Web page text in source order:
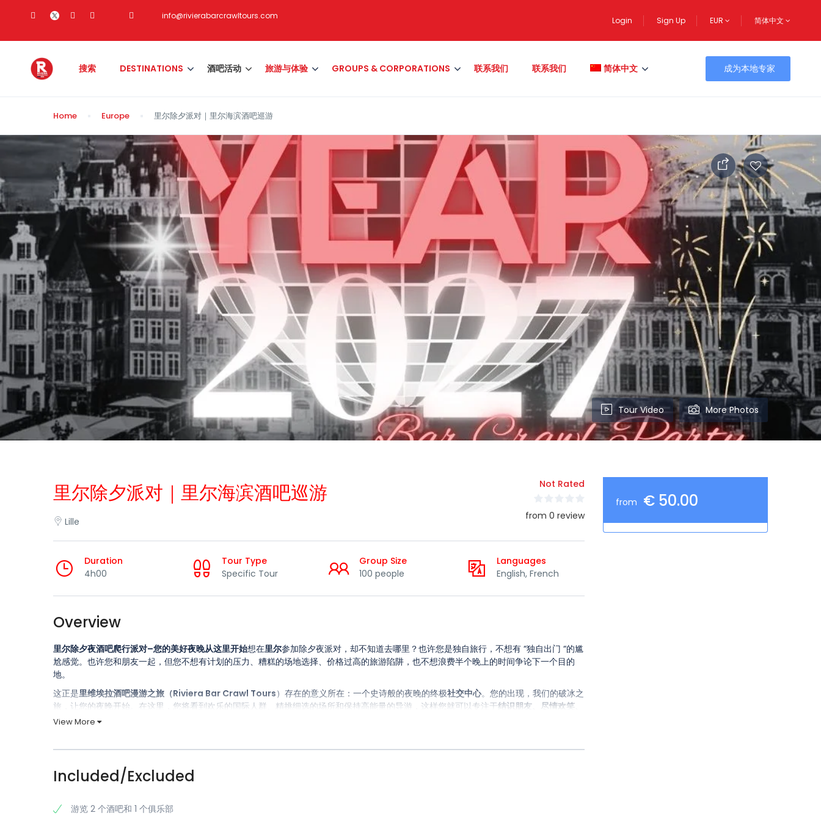
info@rivierabarcrawltours.com Login Sign Up EUR 简体中文
搜索 DESTINATIONS 酒吧活动 旅游与体验 GROUPS & CORPORATIONS 联系我们 联系我们 简体中文 成为本地专家
Home Europe 里尔除夕派对｜里尔海滨酒吧巡游
Tour Video More Photos
里尔除夕派对｜里尔海滨酒吧巡游
Lille
Not Rated
from 0 review
Duration
4h00
Tour Type
Specific Tour
Group Size
100 people
Languages
English, French
Overview
里尔除夕夜酒吧爬行派对–您的美好夜晚从这里开始想在里尔参加除夕夜派对，却不知道去哪里？也许您是独自旅行，不想有 “独自出门 “的尴
尬感觉。也许您和朋友一起，但您不想有计划的压力、糟糕的场地选择、价格过高的旅游陷阱，也不想浪费半个晚上的时间争论下一个目的
地。
这正是里维埃拉酒吧漫游之旅（Riviera Bar Crawl Tours）存在的意义所在：一个史诗般的夜晚的终极社交中心。您的出现，我们的破冰之
旅，让您的夜晚开始。在这里，您将看到欢乐的国际人群、精挑细选的场所和保持高能量的导游，这样您就可以专注于结识朋友、尽情欢笑、
尽情庆祝。
为什么选择 Riviera Bar Crawl Tours 来参加里尔酒吧巡游？
快速结识朋友（即使你很害羞）：
顶级酒吧行程：我们将带您前往具有真实氛围的场所–没有猜测、没有死角、没有浪费时间。
风趣的多语种导游：他们会把握时间、团队流程和气氛，让你尽情享受和社交。
View More
Included/Excluded
游览 2 个酒吧和 1 个俱乐部
from € 50.00